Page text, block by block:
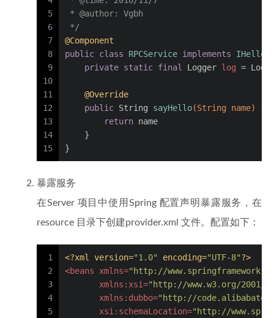
5
6
7
8
9
10
11
12
13
14
15
* @author: Vgbh
*/
@Component
public class RPCService implements
private static final Logger log =
@Override
public String sayHello(String name)
{
return name
    }
}
暴露服务
在Server 项目中使用Spring 配置声明暴露服务，在
resource 目录下创建provider.xml 文件。配置如下：
1
2
3
4
5
<?xml version="1.0" encoding="UTF-8"?>
<beans xmlns="http://
xmlns:xsi="http://www.w3.org/2001/
xmlns:dubbo="http://
xsi:schemaLocation="http://